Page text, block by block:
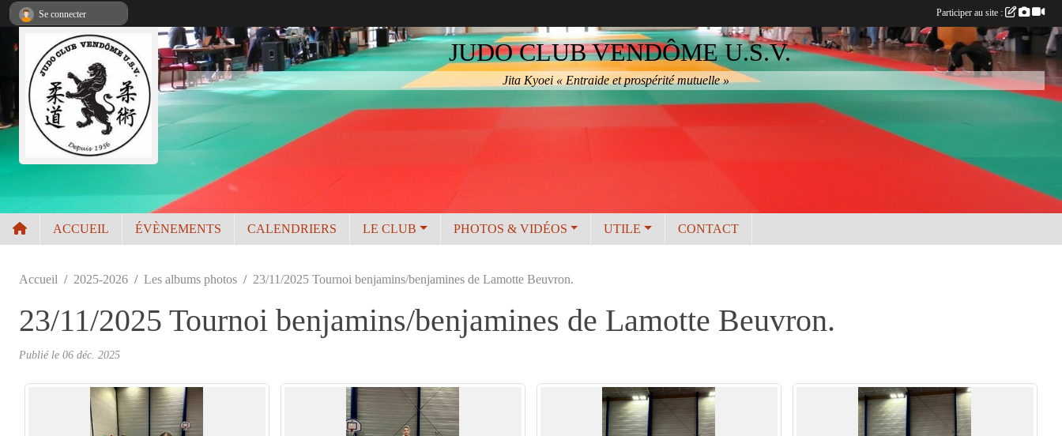
JUDO CLUB VENDÔME U.S.V.
Jita Kyoei « Entraide et prospérité mutuelle »
ACCUEIL ÉVÈNEMENTS CALENDRIERS LE CLUB PHOTOS & VIDÉOS UTILE CONTACT
Accueil 2025-2026 Les albums photos 23/11/2025 Tournoi benjamins/benjamines de Lamotte Beuvron.
23/11/2025 Tournoi benjamins/benjamines de Lamotte Beuvron.
Publié le 06 déc. 2025
Se connecter Participer au site :
Panneau de gestion des cookies